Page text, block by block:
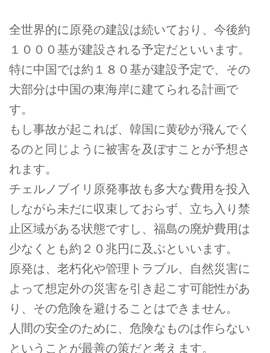
全世界的に原発の建設は続いており、今後約
１０００基が建設される予定だといいます。
特に中国では約１８０基が建設予定で、その
大部分は中国の東海岸に建てられる計画で
す。
もし事故が起これば、韓国に黄砂が飛んでく
るのと同じように被害を及ぼすことが予想さ
れます。
チェルノブイリ原発事故も多大な費用を投入
しながら未だに収束しておらず、立ち入り禁
止区域がある状態ですし、福島の廃炉費用は
少なくとも約２０兆円に及ぶといいます。
原発は、老朽化や管理トラブル、自然災害に
よって想定外の災害を引き起こす可能性があ
り、その危険を避けることはできません。
人間の安全のために、危険なものは作らない
ということが最善の策だと考えます。